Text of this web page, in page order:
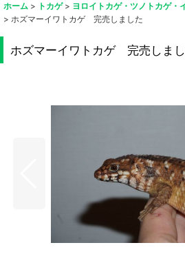
ホーム > トカゲ > ヨロイトカゲ・ツノトカゲ・
> ホズマーイワトカゲ 完売しました
ホズマーイワトカゲ 完売しま